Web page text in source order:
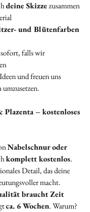
deine Skizzezusammen
und Blütenfarben
falls wir
und freuen uns
Plazenta – kostenloses
Nabelschnur oder
komplett kostenlos.
Detail, das deine
macht.
braucht Zeit
ca. 6 Wochen. Warum?